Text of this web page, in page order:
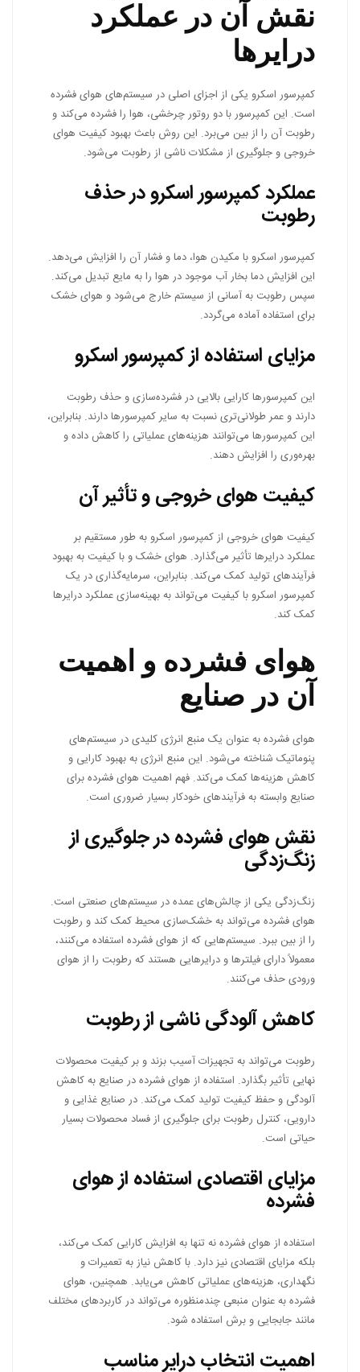
نقش آن در عملکرد
درایرها
کمپرسور اسکرو یکی از اجزای اصلی در سیستم‌های هوای فشرده
است. این کمپرسور با دو روتور چرخشی، هوا را فشرده می‌کند و
رطوبت آن را از بین می‌برد. این روش باعث بهبود کیفیت هوای
خروجی و جلوگیری از مشکلات ناشی از رطوبت می‌شود.
عملکرد کمپرسور اسکرو در حذف
رطوبت
کمپرسور اسکرو با مکیدن هوا، دما و فشار آن را افزایش می‌دهد.
این افزایش دما بخار آب موجود در هوا را به مایع تبدیل می‌کند.
سپس رطوبت به آسانی از سیستم خارج می‌شود و هوای خشک
برای استفاده آماده می‌گردد.
مزایای استفاده از کمپرسور اسکرو
این کمپرسورها کارایی بالایی در فشرده‌سازی و حذف رطوبت
دارند و عمر طولانی‌تری نسبت به سایر کمپرسورها دارند. بنابراین،
این کمپرسورها می‌توانند هزینه‌های عملیاتی را کاهش داده و
بهره‌وری را افزایش دهند.
کیفیت هوای خروجی و تأثیر آن
کیفیت هوای خروجی از کمپرسور اسکرو به طور مستقیم بر
عملکرد درایرها تأثیر می‌گذارد. هوای خشک و با کیفیت به بهبود
فرآیندهای تولید کمک می‌کند. بنابراین، سرمایه‌گذاری در یک
کمپرسور اسکرو با کیفیت می‌تواند به بهینه‌سازی عملکرد درایرها
کمک کند.
هوای فشرده و اهمیت
آن در صنایع
هوای فشرده به عنوان یک منبع انرژی کلیدی در سیستم‌های
پنوماتیک شناخته می‌شود. این منبع انرژی به بهبود کارایی و
کاهش هزینه‌ها کمک می‌کند. فهم اهمیت هوای فشرده برای
صنایع وابسته به فرآیندهای خودکار بسیار ضروری است.
نقش هوای فشرده در جلوگیری از
زنگ‌زدگی
زنگ‌زدگی یکی از چالش‌های عمده در سیستم‌های صنعتی است.
هوای فشرده می‌تواند به خشک‌سازی محیط کمک کند و رطوبت
را از بین ببرد. سیستم‌هایی که از هوای فشرده استفاده می‌کنند،
معمولاً دارای فیلترها و درایرهایی هستند که رطوبت را از هوای
ورودی حذف می‌کنند.
کاهش آلودگی ناشی از رطوبت
رطوبت می‌تواند به تجهیزات آسیب بزند و بر کیفیت محصولات
نهایی تأثیر بگذارد. استفاده از هوای فشرده در صنایع به کاهش
آلودگی و حفظ کیفیت تولید کمک می‌کند. در صنایع غذایی و
دارویی، کنترل رطوبت برای جلوگیری از فساد محصولات بسیار
حیاتی است.
مزایای اقتصادی استفاده از هوای
فشرده
استفاده از هوای فشرده نه تنها به افزایش کارایی کمک می‌کند،
بلکه مزایای اقتصادی نیز دارد. با کاهش نیاز به تعمیرات و
نگهداری، هزینه‌های عملیاتی کاهش می‌یابد. همچنین، هوای
فشرده به عنوان منبعی چندمنظوره می‌تواند در کاربردهای مختلف
مانند جابجایی و برش استفاده شود.
اهمیت انتخاب درایر مناسب